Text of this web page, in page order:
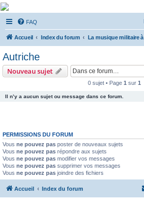
De Musicae Militari -
Forums
Forums de discussions
FAQ
Accueil Index du forum La musique militaire
Autriche
Nouveau sujet
0 sujet • Page 1 sur 1
Il n’y a aucun sujet ou message dans ce forum.
PERMISSIONS DU FORUM
Vous ne pouvez pas poster de nouveaux sujets
Vous ne pouvez pas répondre aux sujets
Vous ne pouvez pas modifier vos messages
Vous ne pouvez pas supprimer vos messages
Vous ne pouvez pas joindre des fichiers
Accueil Index du forum